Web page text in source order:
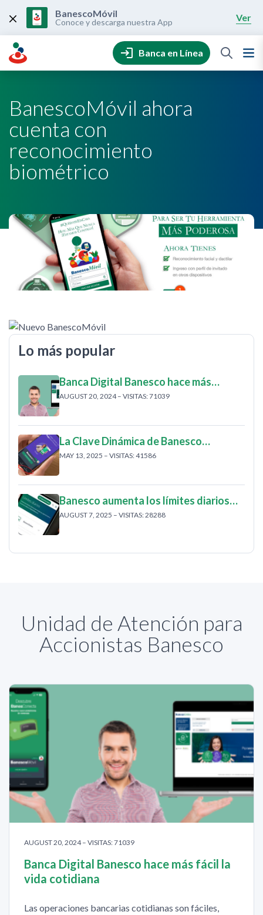
content
BanescoMóvil
Conoce y descarga nuestra App Ver
Banca en Línea
BanescoMóvil ahora
cuenta con
reconocimiento
biométrico
Lo más popular
Banca Digital Banesco hace más…
AUGUST 20, 2024 – VISITAS: 71039
La Clave Dinámica de Banesco…
MAY 13, 2025 – VISITAS: 41586
Banesco aumenta los límites diarios…
AUGUST 7, 2025 – VISITAS: 28288
Unidad de Atención para
Accionistas Banesco
AUGUST 20, 2024 – VISITAS: 71039
Banca Digital Banesco hace más fácil la
vida cotidiana
Las operaciones bancarias cotidianas son fáciles,